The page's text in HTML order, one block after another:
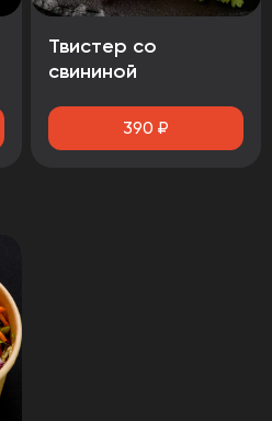
Твистер со
свининой
390 ₽